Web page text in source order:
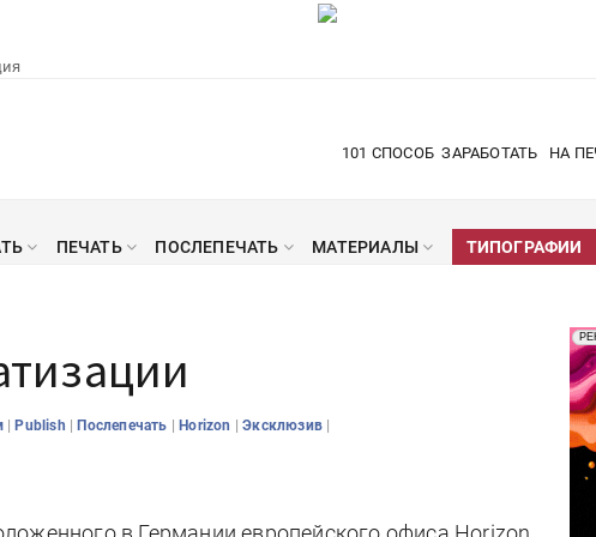
101 СПОСОБ ЗАРАБОТАТЬ НА
ПЕЧАТЬ ПОСЛЕПЕЧАТЬ МАТЕРИАЛЫ ТИПОГРАФИИ
|Publish |Послепечать |Horizon |Эксклюзив |